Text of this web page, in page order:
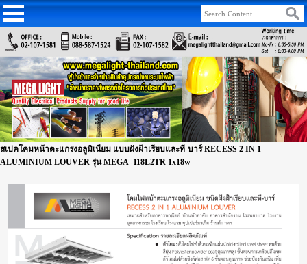
สเปคโคมหน้าตะแกรงอลูมิเนียม แบบฝังฝ้าเรียบและที-บาร์ RECESS 2 IN 1
ALUMINIUM LOUVER รุ่น MEGA -118L2TR 1x18w